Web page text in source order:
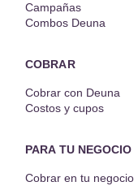
Campañas
Combos Deuna
COBRAR
Cobrar con Deuna
Costos y cupos
PARA TU NEGOCIO
Cobrar en tu negocio